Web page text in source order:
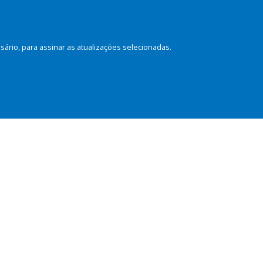
para assinar as atualizações selecionadas.